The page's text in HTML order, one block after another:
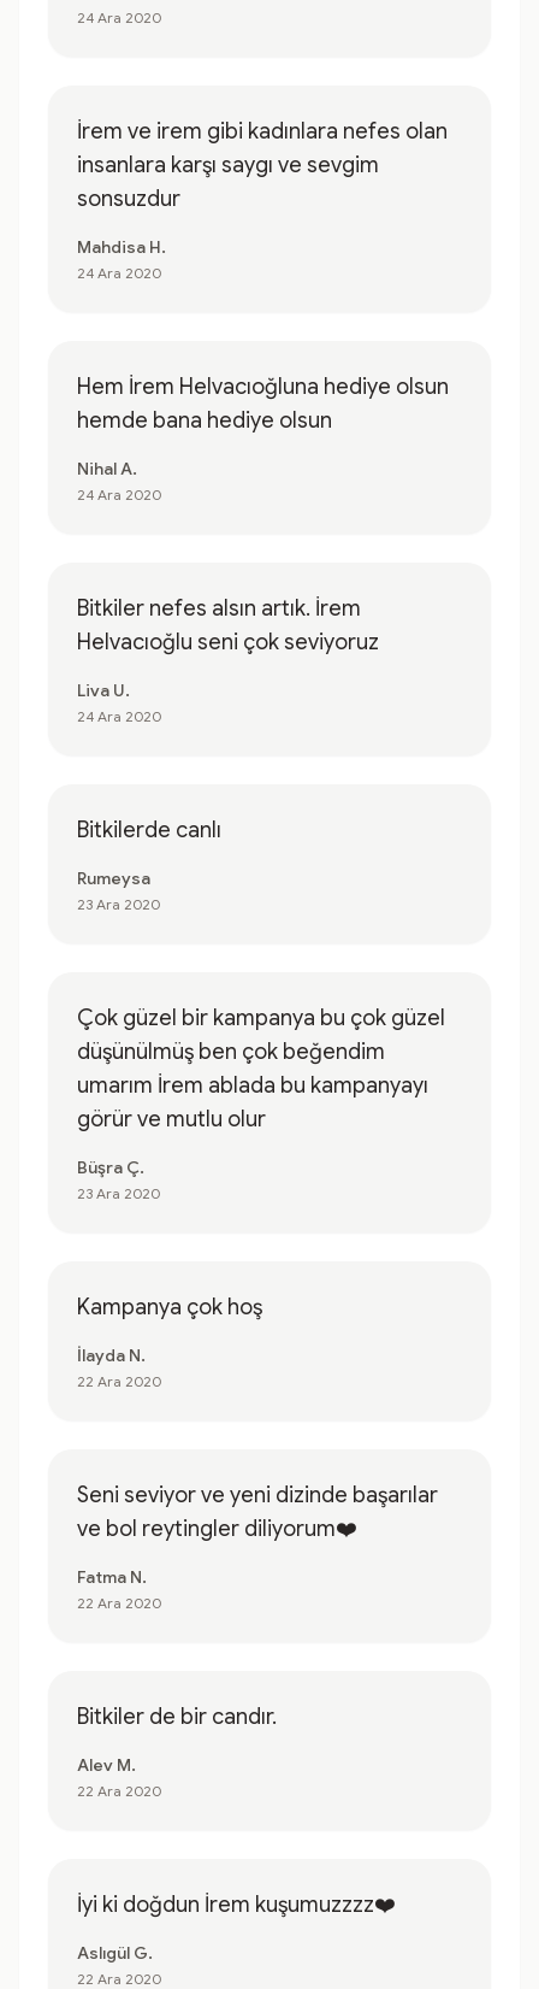
24 Ara 2020
İrem ve irem gibi kadınlara nefes olan
insanlara karşı saygı ve sevgim
sonsuzdur
Mahdisa H.
24 Ara 2020
Hem İrem Helvacıoğluna hediye olsun
hemde bana hediye olsun
Nihal A.
24 Ara 2020
Bitkiler nefes alsın artık. İrem
Helvacıoğlu seni çok seviyoruz
Liva U.
24 Ara 2020
Bitkilerde canlı
Rumeysa
23 Ara 2020
Çok güzel bir kampanya bu çok güzel
düşünülmüş ben çok beğendim
umarım İrem ablada bu kampanyayı
görür ve mutlu olur
Büşra Ç.
23 Ara 2020
Kampanya çok hoş
İlayda N.
22 Ara 2020
Seni seviyor ve yeni dizinde başarılar
ve bol reytingler diliyorum❤️
Fatma N.
22 Ara 2020
Bitkiler de bir candır.
Alev M.
22 Ara 2020
İyi ki doğdun İrem kuşumuzzzz❤️
Aslıgül G.
22 Ara 2020